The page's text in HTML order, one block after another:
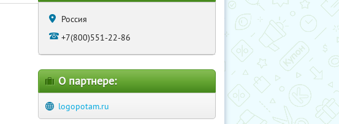
Россия
+7(800)551-22-86
О партнере:
logopotam.ru